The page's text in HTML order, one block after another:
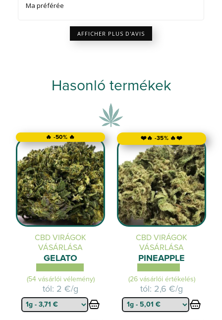
Ma préférée
AFFICHER PLUS D'AVIS
Hasonló termékek
🔥 -50% 🔥
CBD VIRÁGOK
VÁSÁRLÁSA
GELATO
(54 vásárlói vélemény)
tól: 2 €/g
❤️🔥 -35% 🔥❤️
CBD VIRÁGOK
VÁSÁRLÁSA
PINEAPPLE
(26 vásárlói értékelés)
tól: 2,6 €/g